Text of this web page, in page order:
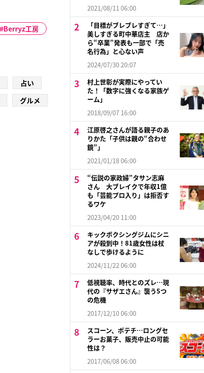
Berryz工房
占い
グルメ
2021/08/11 06:00
「目標がブレブレすぎて…」
美しすぎる町中華店主 店か
ら“卒業”発表も一部で「売
名行為」と心ない声
2024/07/30 20:07
村上世彰が実際にやってい
た！「数字に強くなる家族ゲ
ーム」
2018/09/07 16:00
江原啓之さんが語る親子のあ
りかた「子供は親の“合わせ
鏡”」
2021/01/18 06:00
“伝説の家政婦”タサン志麻
さん 大ブレイクで年収1億
も「芸能プロ入り」は拒否す
るワケ
2023/04/20 11:00
キックボクシングジムにシニ
アが殺到中！81歳女性は杖
なしで歩けるように
2024/11/22 06:00
低視聴率、時代とのズレ…現
代の『サザエさん』襲う5つ
の危機
2017/12/10 06:00
スコーン、ポテチ…ロングセ
ラーお菓子、販売中止の可能
性は？
2017/06/08 06:00